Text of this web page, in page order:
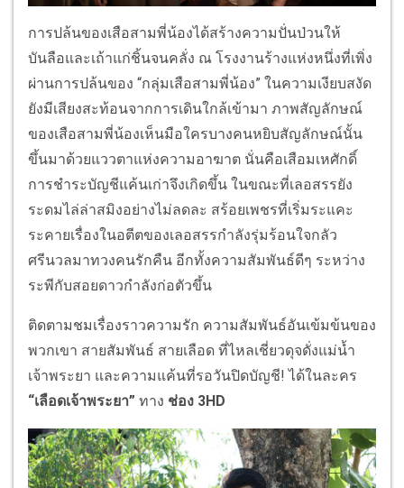
การปล้นของเสือสามพี่น้องได้สร้างความปั่นป่วนให้
บันลือและเถ้าแก่ชิ้นจนคลั่ง ณ โรงงานร้างแห่งหนึ่งที่เพิ่ง
ผ่านการปล้นของ “กลุ่มเสือสามพี่น้อง” ในความเงียบสงัด
ยังมีเสียงสะท้อนจากการเดินใกล้เข้ามา ภาพสัญลักษณ์
ของเสือสามพี่น้องเห็นมือใครบางคนหยิบสัญลักษณ์นั้น
ขึ้นมาด้วยแววตาแห่งความอาฆาต นั่นคือเสือมเหศักดิ์
การชำระบัญชีแค้นเก่าจึงเกิดขึ้น ในขณะที่เลอสรรยัง
ระดมไล่ล่าสมิงอย่างไม่ลดละ สร้อยเพชรที่เริ่มระแคะ
ระคายเรื่องในอตีตของเลอสรรกำลังรุ่มร้อนใจกลัว
ศรีนวลมาทวงคนรักคืน อีกทั้งความสัมพันธ์ดีๆ ระหว่าง
ระพีกับสอยดาวกำลังก่อตัวขึ้น
ติดตามชมเรื่องราวความรัก ความสัมพันธ์อันเข้มข้นของ
พวกเขา สายสัมพันธ์ สายเลือด ที่ไหลเชี่ยวดุจดั่งแม่น้ำ
เจ้าพระยา และความแค้นที่รอวันปิดบัญชี! ได้ในละคร
“เลือดเจ้าพระยา” ทาง ช่อง 3HD